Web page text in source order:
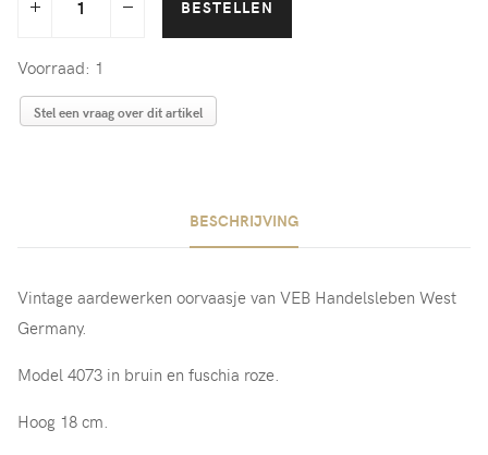
Voorraad: 1
Stel een vraag over dit artikel
BESCHRIJVING
Vintage aardewerken oorvaasje van VEB Handelsleben West
Germany.
Model 4073 in bruin en fuschia roze.
Hoog 18 cm.